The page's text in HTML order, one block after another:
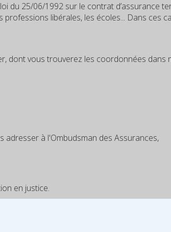
du 25/06/1992 sur le contrat d’assurance
libérales, les écoles... Dans ces
dont vous trouverez les coordonnées dans
à l'Ombudsman des Assurances,
en justice.